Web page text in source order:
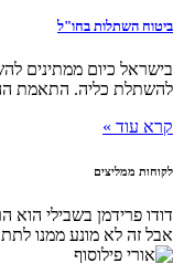
ביטוח השתלות בחו"ל
להשתלת כליה. התאמת
קרא עוד »
לקוחות ממליצים
דודו פרידמן בשבילי
אבל זה לא מונע ממנו